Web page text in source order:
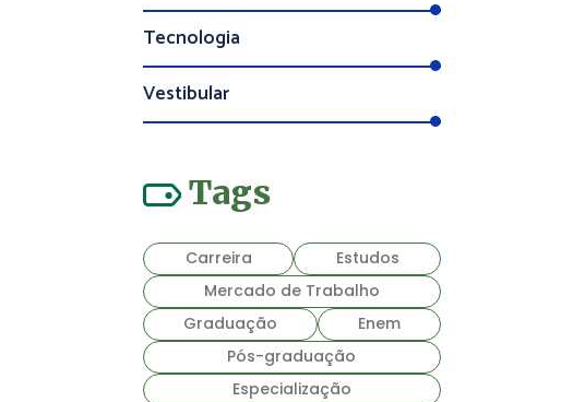
Tecnologia
Vestibular
Tags
Carreira
Estudos
Mercado de Trabalho
Graduação
Enem
Pós-graduação
Especialização